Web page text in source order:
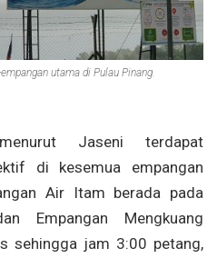
utama di Pulau Pinang.
Jaseni terdapat
di kesemua empangan
Air Itam berada pada
Empangan Mengkuang
sehingga jam 3:00 petang,